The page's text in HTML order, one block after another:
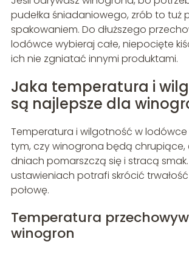
pudełka śniadaniowego, zrób to tuż
spakowaniem. Do dłuższego
lodówce wybieraj całe, niepocięte
ich nie zgniatać innymi produktami.
Jaka temperatura i
są najlepsze dla
Temperatura i wilgotność w
tym, czy winogrona będą chrupiące,
dniach pomarszczą się i stracą smak.
ustawieniach potrafi skrócić
połowę.
Temperatura
winogron